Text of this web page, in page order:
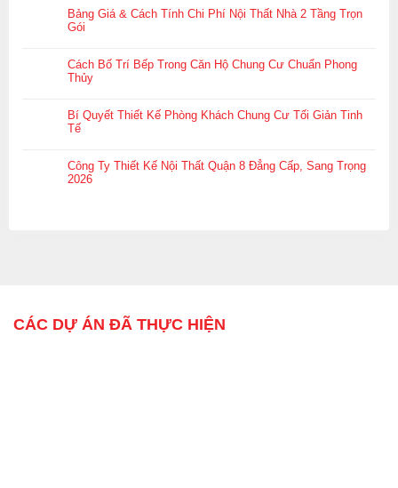
Bảng Giá & Cách Tính Chi Phí Nội Thất Nhà 2 Tầng Trọn
Gói
Cách Bố Trí Bếp Trong Căn Hộ Chung Cư Chuẩn Phong
Thủy
Bí Quyết Thiết Kế Phòng Khách Chung Cư Tối Giản Tinh
Tế
Công Ty Thiết Kế Nội Thất Quận 8 Đẳng Cấp, Sang Trọng
2026
CÁC DỰ ÁN ĐÃ THỰC HIỆN